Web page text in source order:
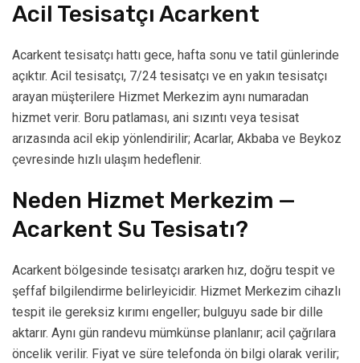
Acil Tesisatçı Acarkent
Acarkent tesisatçı hattı gece, hafta sonu ve tatil günlerinde
açıktır. Acil tesisatçı, 7/24 tesisatçı ve en yakın tesisatçı
arayan müşterilere Hizmet Merkezim aynı numaradan
hizmet verir. Boru patlaması, ani sızıntı veya tesisat
arızasında acil ekip yönlendirilir; Acarlar, Akbaba ve Beykoz
çevresinde hızlı ulaşım hedeflenir.
Neden Hizmet Merkezim —
Acarkent Su Tesisatı?
Acarkent bölgesinde tesisatçı ararken hız, doğru tespit ve
şeffaf bilgilendirme belirleyicidir. Hizmet Merkezim cihazlı
tespit ile gereksiz kırımı engeller; bulguyu sade bir dille
aktarır. Aynı gün randevu mümkünse planlanır; acil çağrılara
öncelik verilir. Fiyat ve süre telefonda ön bilgi olarak verilir;